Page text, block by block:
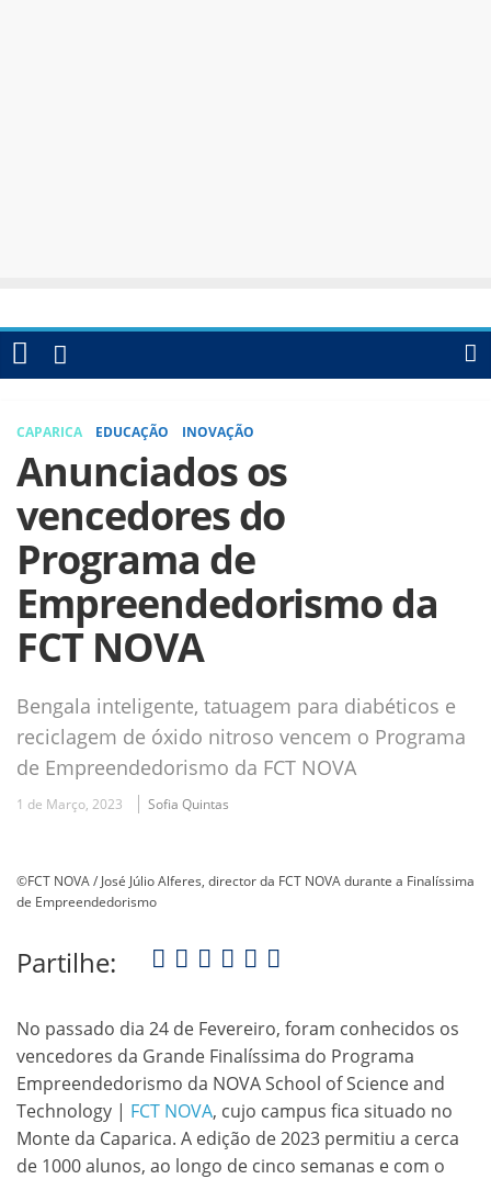
CAPARICA EDUCAÇÃO INOVAÇÃO
Anunciados os
vencedores do
Programa de
Empreendedorismo da
FCT NOVA
Bengala inteligente, tatuagem para diabéticos e
reciclagem de óxido nitroso vencem o Programa
de Empreendedorismo da FCT NOVA
1 de Março, 2023 Sofia Quintas
©FCT NOVA / José Júlio Alferes, director da FCT NOVA durante a Finalíssima
de Empreendedorismo
Partilhe:
No passado dia 24 de Fevereiro, foram conhecidos os
vencedores da Grande Finalíssima do Programa
Empreendedorismo da NOVA School of Science and
Technology | FCT NOVA, cujo campus fica situado no
Monte da Caparica. A edição de 2023 permitiu a cerca
de 1000 alunos, ao longo de cinco semanas e com o